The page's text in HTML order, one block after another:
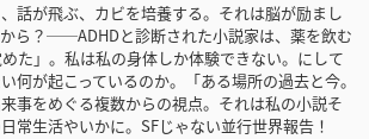
話が飛ぶ、カビを培養する。それは脳が励まし
ら？──ADHDと診断された小説家は、薬を飲む
た」。私は私の身体しか体験できない。にして
何が起こっているのか。「ある場所の過去と今。
事をめぐる複数からの視点。それは私の小説そ
常生活やいかに。SFじゃない並行世界報告！